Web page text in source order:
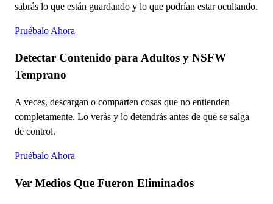
sabrás lo que están guardando y lo que podrían estar ocultando.
Pruébalo Ahora
Detectar Contenido para Adultos y NSFW
Temprano
A veces, descargan o comparten cosas que no entienden
completamente. Lo verás y lo detendrás antes de que se salga
de control.
Pruébalo Ahora
Ver Medios Que Fueron Eliminados